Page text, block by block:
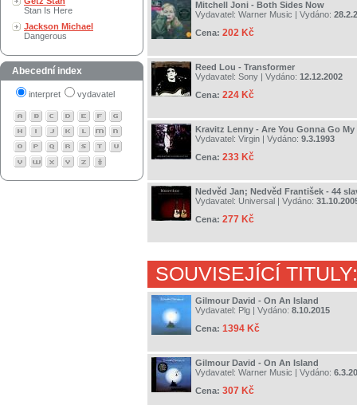
Stan Is Here
Jackson Michael
Dangerous
Abecední index
interpret vydavatel
Mitchell Joni - Both Sides Now
Vydavatel: Warner Music | Vydáno:
Cena: 202 Kč
Reed Lou - Transformer
Vydavatel: Sony | Vydáno: 12.12.2002
Cena: 224 Kč
Kravitz Lenny - Are You Gonna Go My
Vydavatel: Virgin | Vydáno: 9.3.1993
Cena: 233 Kč
Nedvěd Jan; Nedvěd František - 44
Vydavatel: Universal | Vydáno:
Cena: 277 Kč
SOUVISEJÍCÍ TITULY:
Gilmour David - On An Island
Vydavatel: Plg | Vydáno: 8.10.2015
Cena: 1394 Kč
Gilmour David - On An Island
Vydavatel: Warner Music | Vydáno:
Cena: 307 Kč